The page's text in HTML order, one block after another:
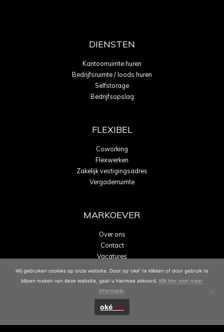
DIENSTEN
Kantoorruimte huren
Bedrijfsruimte / loods huren
Selfstorage
Bedrijfsopslag
FLEXIBEL
Coworking
Flexwerken
Zakelijk vestigingsadres
Vergaderruimte
MARKOEVER
Over ons
Contact
Vacatures
Energielabel A
Wij gebruiken cookies op onze website. Door op 'oké' te klikken of door gebruik te
blijven maken van deze website, gaat u hiermee akkoord. Klik hier voor meer
informatie
oké